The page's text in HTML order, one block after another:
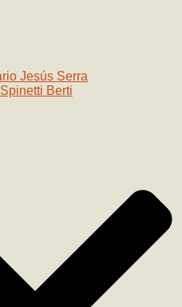
Jesús Serra
Berti